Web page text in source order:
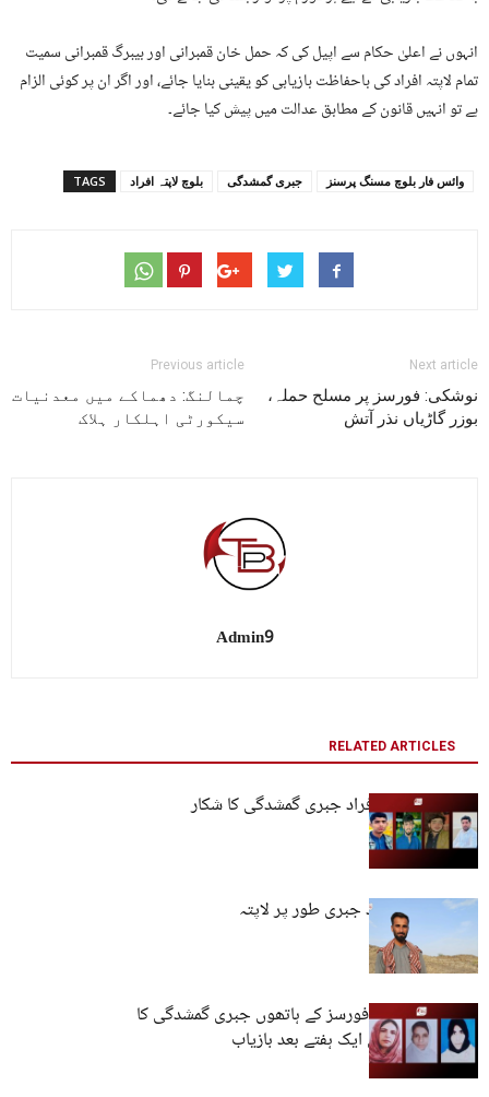
انہوں نے اعلیٰ حکام سے اپیل کی کہ حمل خان قمبرانی اور بیبرگ قمبرانی سمیت
تمام لاپتہ افراد کی باحفاظت بازیابی کو یقینی بنایا جائے، اور اگر ان پر کوئی الزام
ہے تو انہیں قانون کے مطابق عدالت میں پیش کیا جائے۔
TAGS بلوچ لاپتہ افراد جبری گمشدگی وائس فار بلوچ مسنگ پرسنز
Previous article
چمالنگ: دھماکے میں معدنیات
سیکورٹی اہلکار ہلاک
Next article
نوشکی: فورسز پر مسلح حملہ،
بوزر گاڑیاں نذر آتش
Admin9
RELATED ARTICLES
بلوچستان: چار افراد جبری گمشدگی کا شکار
کراچی: تین افراد جبری طور پر لاپتہ
کوئٹہ: پاکستانی فورسز کے ہاتھوں جبری گمشدگی کا
شکار تین خواتین ایک ہفتے بعد بازیاب